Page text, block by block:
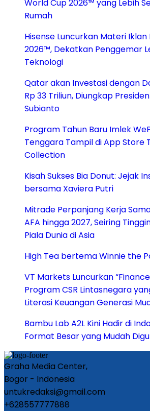
World Cup 2026™ yang Lebih
Rumah
Hisense Luncurkan Materi Iklan
2026™, Dekatkan Penggemar
Teknologi
Qatar akan Investasi dengan
Rp 33 Triliun, Diungkap
Subianto
Program Tahun Baru Imlek
Tenggara Tampil di App Store
Collection
Kisah Sukses Bia Donut: Jejak
bersama Xaviera Putri
Mitrade Perpanjang Kerja
AFA hingga 2027, Seiring
Piala Dunia di Asia
High Tea bertema Winnie the
VT Markets Luncurkan
Program CSR Lintasnegara
Literasi Keuangan Generasi
Bambu Lab A2L Kini Hadir di
Format Besar yang Mudah
Graha Media Center,
Bogor - Indonesia
untukredaksi@gmail.com
+628557777888